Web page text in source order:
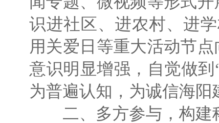
识进社区、进农村、进
用关爱日等重大活动节
意识明显增强，自觉做
为普遍认知，为诚信海
二、多方参与，构